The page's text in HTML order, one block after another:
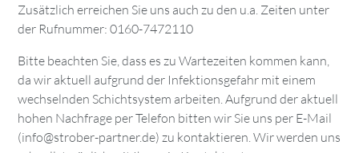
Zusätzlich erreichen Sie uns auch zu den u.a. Zeiten unter
der Rufnummer: 0160-7472110
Bitte beachten Sie, dass es zu Wartezeiten kommen kann,
da wir aktuell aufgrund der Infektionsgefahr mit einem
wechselnden Schichtsystem arbeiten. Aufgrund der aktuell
hohen Nachfrage per Telefon bitten wir Sie uns per E-Mail
(info@strober-partner.de) zu kontaktieren. Wir werden uns